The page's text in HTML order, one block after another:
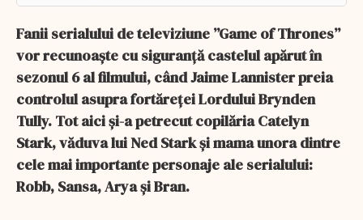
Fanii serialului de televiziune ”Game of Thrones”
vor recunoaște cu siguranță castelul apărut în
sezonul 6 al filmului, când Jaime Lannister preia
controlul asupra fortăreței Lordului Brynden
Tully. Tot aici și-a petrecut copilăria Catelyn
Stark, văduva lui Ned Stark și mama unora dintre
cele mai importante personaje ale serialului:
Robb, Sansa, Arya și Bran.